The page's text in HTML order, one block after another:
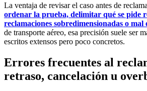
La ventaja de revisar el caso antes de
ordenar la prueba, delimitar qué se pide
reclamaciones sobredimensionadas o mal
de transporte aéreo, esa precisión suele ser
escritos extensos pero poco concretos.
Errores frecuentes al
retraso, cancelación u